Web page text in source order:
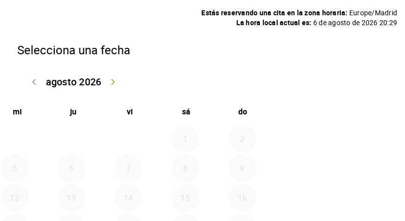
Estás reservando una cita en la zona horaria: Europe/Madrid
La hora local actual es: 6 de agosto de 2026 20:29
Selecciona una fecha
agosto 2026
keyboard_arrow_left
keyboard_arrow_right
mi ju vi sá do
1 2
5 6 7 8 9
12 13 14 15 16